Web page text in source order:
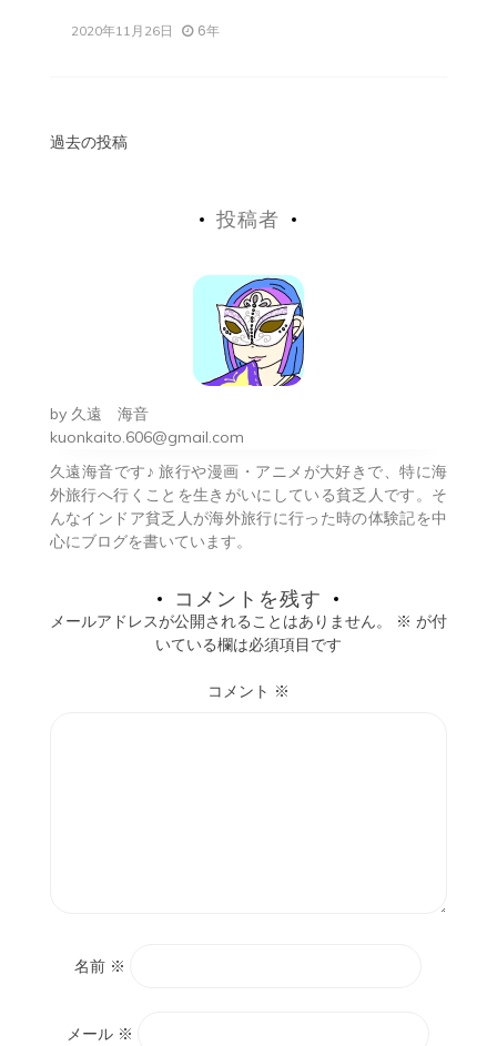
2020年11月26日 6年
投
シ
ョ
ン
過去の投稿
投稿者
by 久遠 海音
kuonkaito.606@gmail.com
久遠海音です♪ 旅行や漫画・アニメが大好きで、特に海
外旅行へ行くことを生きがいにしている貧乏人です。そ
んなインドア貧乏人が海外旅行に行った時の体験記を中
心にブログを書いています。
コメントを残す
メールアドレスが公開されることはありません。 ※ が付
いている欄は必須項目です
コメント ※
名前 ※
メール ※